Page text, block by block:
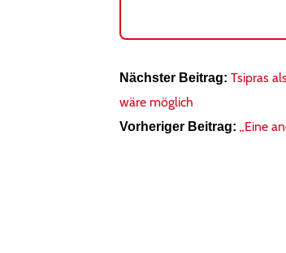
Nächster Beitrag: Tsipras
wäre möglich
Vorheriger Beitrag: „Eine